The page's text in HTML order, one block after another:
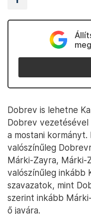
Dobrev is lehetne
Dobrev vezetésével
a mostani kormányt.
valószínűleg
Márki-Zayra, Márki-
valószínűleg inkább
szavazatok, mint
szerint inkább
ő javára.